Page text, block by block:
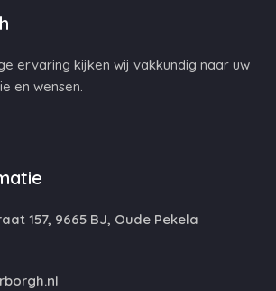
ervaring kijken wij vakkundig naar uw
en wensen.
157, 9665 BJ, Oude Pekela